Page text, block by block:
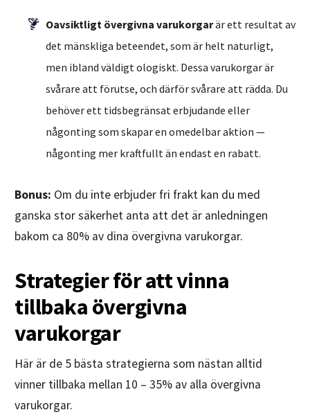
Oavsiktligt övergivna varukorgarär ett resultat av
det mänskliga beteendet, som är helt naturligt,
men ibland väldigt ologiskt. Dessa varukorgar är
svårare att förutse, och därför svårare att rädda. Du
behöver ett tidsbegränsat erbjudande eller
någonting som skapar en omedelbar aktion —
någonting mer kraftfullt än endast en rabatt.
Bonus: Om du inte erbjuder fri frakt kan du med
ganska stor säkerhet anta att det är anledningen
bakom ca 80% av dina övergivna varukorgar.
Strategier för att vinna
tillbaka övergivna
varukorgar
Här är de 5 bästa strategierna som nästan alltid
vinner tillbaka mellan 10 – 35% av alla övergivna
varukorgar.